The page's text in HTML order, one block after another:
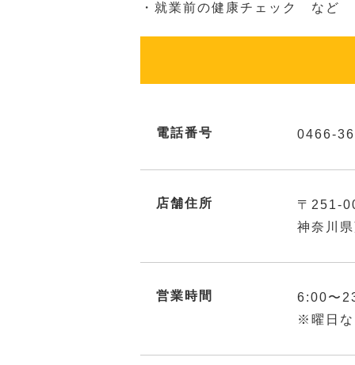
・就業前の健康チェック など
電話番号 0466-
店舗住所
〒251-
神奈川
営業時間
6:00〜
※曜日な